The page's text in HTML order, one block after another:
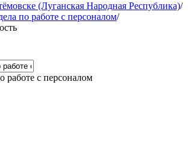
(Луганская Народная Республика)/
по работе с персоналом/
работе с персоналом